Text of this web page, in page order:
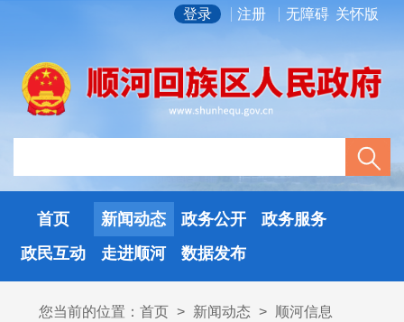
登录 注册 无障碍 关怀版
首页 新闻动态 政务公开
政务服务
政民互动
走进顺河 数据发布
您当前的位置： 首页 > 新闻动态 > 顺河信息